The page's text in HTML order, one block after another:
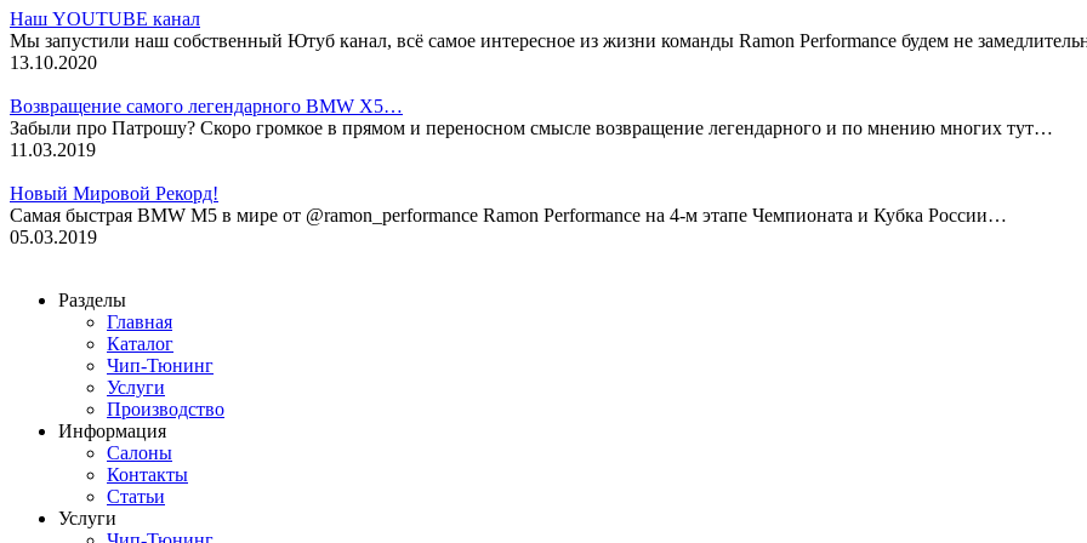
Наш YOUTUBE канал
Мы запустили наш собственный Ютуб канал, всё самое интересное из жизни команды Ramon Performance будем не
13.10.2020
Возвращение самого легендарного BMW X5…
Забыли про Патрошу? Скоро громкое в прямом и переносном смысле возвращение легендарного и по мнению многих тут…
11.03.2019
Новый Мировой Рекорд!
Cамая быстрая BMW M5 в мире от @ramon_performance Ramon Performance на 4-м этапе Чемпионата и Кубка России…
05.03.2019
Разделы
Главная
Каталог
Чип-Тюнинг
Услуги
Производство
Информация
Салоны
Контакты
Статьи
Услуги